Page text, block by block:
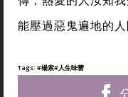
能壓過惡鬼遍地的人
Tags: #楊索#人生味蕾